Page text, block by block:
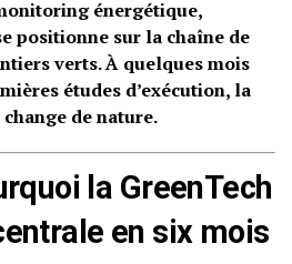
énergétique,
positionne sur la chaîne de
verts. À quelques mois
études d’exécution, la
de nature.
la GreenTech
en six mois